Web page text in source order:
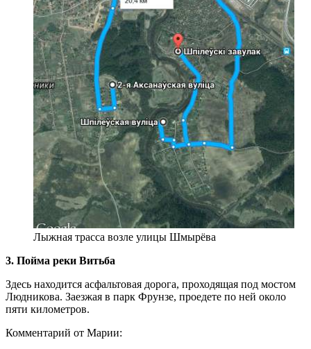
Лыжная трасса возле улицы Шмырёва
3. Пойма реки Витьба
Здесь находится асфальтовая дорога, проходящая под мостом
Людникова. Заезжая в парк Фрунзе, проедете по ней около
пяти километров.
Комментарий от Марии: